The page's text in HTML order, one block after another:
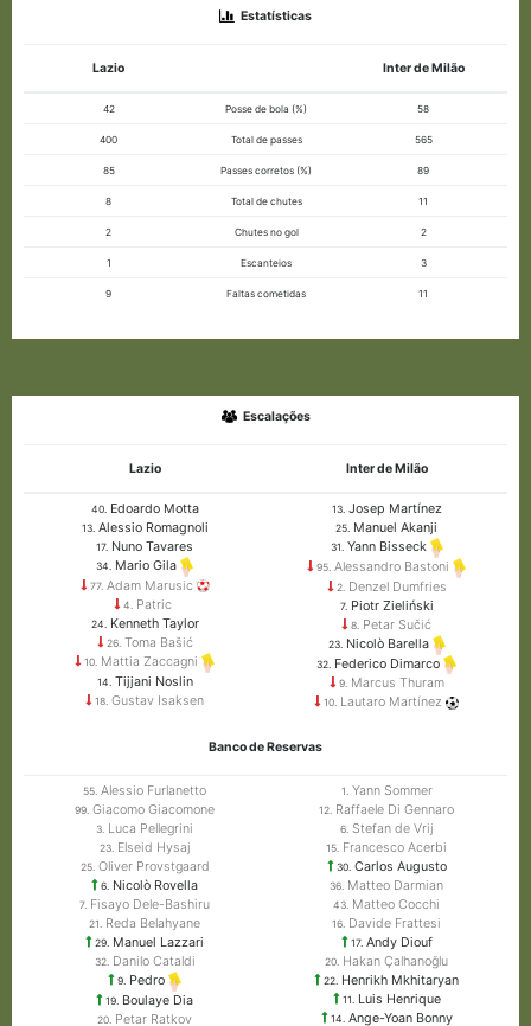
Estatísticas
Lazio Inter de Milão
42 Posse de bola (%) 58
400 Total de passes 565
85 Passes corretos (%) 89
8 Total de chutes 11
2 Chutes no gol 2
1 Escanteios 3
9 Faltas cometidas 11
Escalações
Lazio Inter de Milão
40.Edoardo Motta
13.Alessio Romagnoli
17. Nuno Tavares
34. Mario Gila
77.Adam Marusic
4. Patric
24. Kenneth Taylor
26.Toma Bašić
10. Mattia Zaccagni
14. Tijjani Noslin
18. Gustav Isaksen
13.Josep Martínez
25. Manuel Akanji
31.Yann Bisseck
95. Alessandro Bastoni
2.Denzel Dumfries
7.Piotr Zieliński
8. Petar Sučić
23.Nicolò Barella
32. Federico Dimarco
9.Marcus Thuram
10. Lautaro Martínez
Banco de Reservas
55. Alessio Furlanetto
99. Giacomo Giacomone
3. Luca Pellegrini
23.Elseid Hysaj
25.Oliver Provstgaard
6. Nicolò Rovella
7. Fisayo Dele-Bashiru
21. Reda Belahyane
29. Manuel Lazzari
32.Danilo Cataldi
9. Pedro
19. Boulaye Dia
20. Petar Ratkov
1. Yann Sommer
12. Raffaele Di Gennaro
6.Stefan de Vrij
15. Francesco Acerbi
30.Carlos Augusto
36. Matteo Darmian
43. Matteo Cocchi
16. Davide Frattesi
17.Andy Diouf
20. Hakan Çalhanoğlu
22. Henrikh Mkhitaryan
11. Luis Henrique
14. Ange-Yoan Bonny